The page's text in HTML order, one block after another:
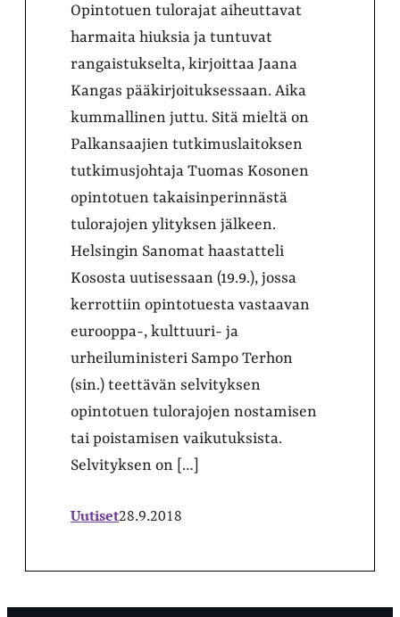
Opintotuen tulorajat aiheuttavat
harmaita hiuksia ja tuntuvat
rangaistukselta, kirjoittaa Jaana
Kangas pääkirjoituksessaan. Aika
kummallinen juttu. Sitä mieltä on
Palkansaajien tutkimuslaitoksen
tutkimusjohtaja Tuomas Kosonen
opintotuen takaisinperinnästä
tulorajojen ylityksen jälkeen.
Helsingin Sanomat haastatteli
Kososta uutisessaan (19.9.), jossa
kerrottiin opintotuesta vastaavan
eurooppa-, kulttuuri- ja
urheiluministeri Sampo Terhon
(sin.) teettävän selvityksen
opintotuen tulorajojen nostamisen
tai poistamisen vaikutuksista.
Selvityksen on […]
Uutiset28.9.2018